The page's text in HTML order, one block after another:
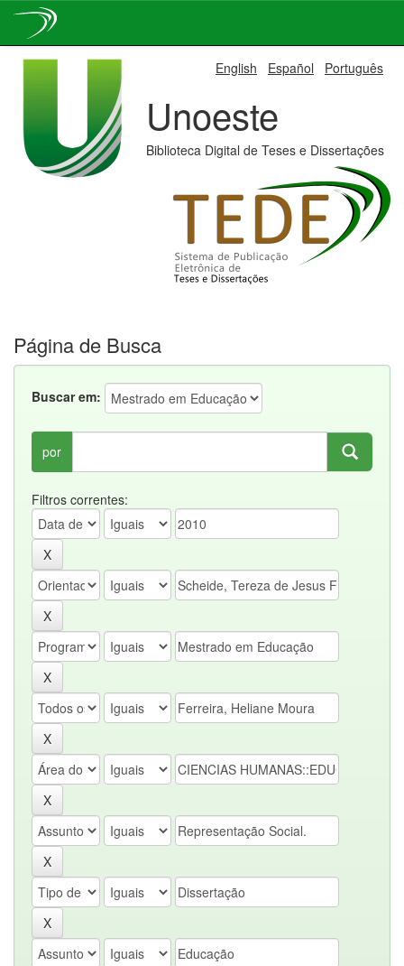
English Español Português
Unoeste
Biblioteca Digital de Teses e Dissertações
Página de Busca
Buscar em:
por
Filtros correntes: